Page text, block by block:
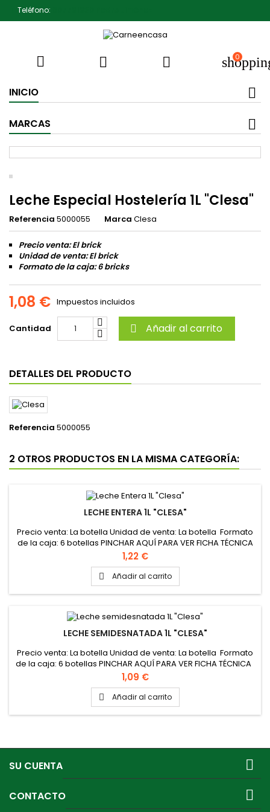
Teléfono:
   0
INICIO
MARCAS
Leche Especial Hostelería 1L "Clesa"
Referencia 5000055 Marca Clesa
Precio venta: El brick
Unidad de venta: El brick
Formato de la caja: 6 bricks
1,08 € Impuestos incluidos
Cantidad  Añadir al carrito
DETALLES DEL PRODUCTO
Referencia 5000055
2 OTROS PRODUCTOS EN LA MISMA CATEGORÍA:
LECHE ENTERA 1L "CLESA"
Precio venta: La botella Unidad de venta: La botella Formato
de la caja: 6 botellas PINCHAR AQUÍ PARA VER FICHA TÉCNICA
Precio
1,22 €
 Añadir al carrito
LECHE SEMIDESNATADA 1L "CLESA"
Precio venta: La botella Unidad de venta: La botella Formato
de la caja: 6 botellas PINCHAR AQUÍ PARA VER FICHA TÉCNICA
Precio
1,09 €
 Añadir al carrito
SU CUENTA 
CONTACTO 